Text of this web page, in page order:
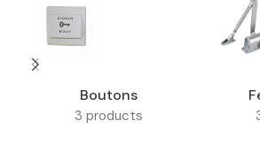
Boutons
3 products